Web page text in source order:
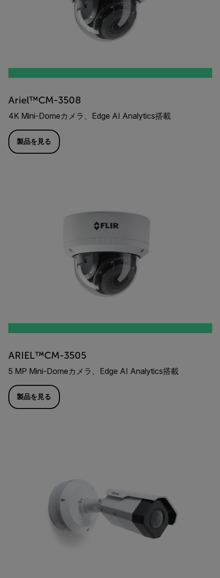
Ariel™CM-3508
4K Mini-Domeカメラ、Edge AI Analytics搭載
製品を見る
ARIEL™CM-3505
5 MP Mini-Domeカメラ、Edge AI Analytics搭載
製品を見る